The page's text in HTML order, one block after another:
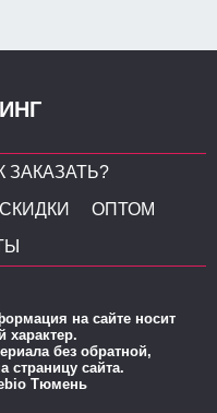
ЗАКАЗАТЬ?
СКИДКИ
ОПТОМ
на сайте носит
характер.
без обратной,
страницу сайта.
Тюмень